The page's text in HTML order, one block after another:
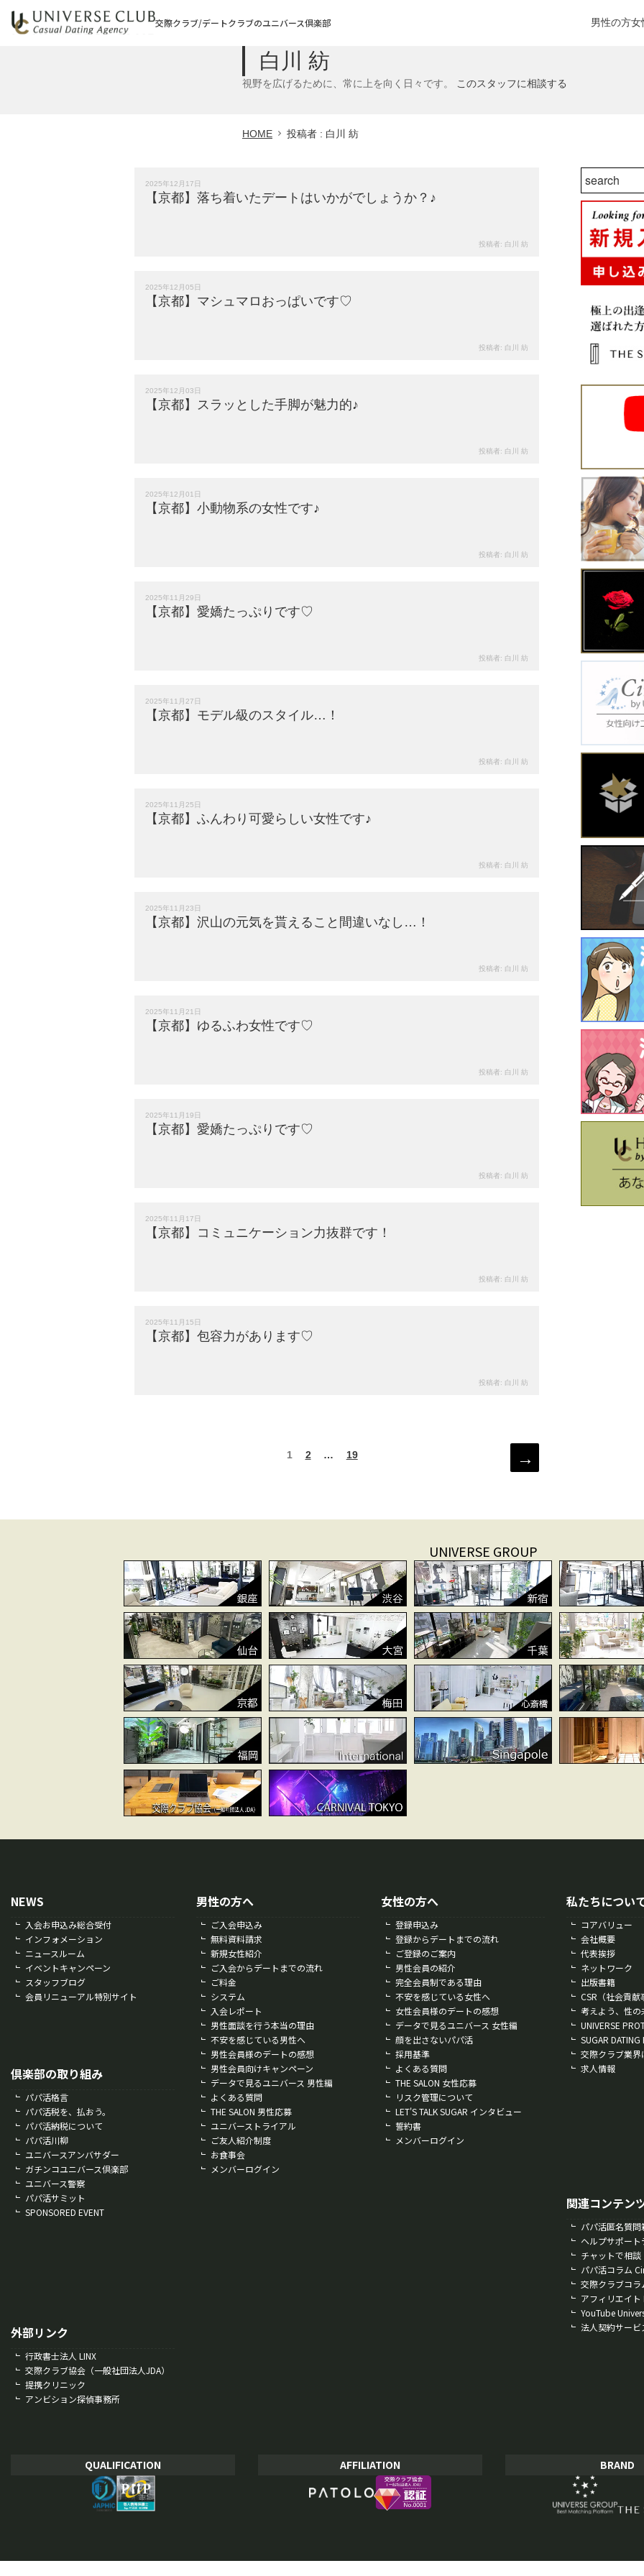
交際クラブ/デートクラブのユニバース倶楽部 男性の方女
白川 紡
視野を広げるために、常に上を向く日々です。 このスタッフに相談する
HOME 投稿者 : 白川 紡
2025年12月17日
【京都】落ち着いたデートはいかがでしょうか？♪
投稿者: 白川 紡
2025年12月05日
【京都】マシュマロおっぱいです♡
投稿者: 白川 紡
2025年12月03日
【京都】スラッとした手脚が魅力的♪
投稿者: 白川 紡
2025年12月01日
【京都】小動物系の女性です♪
投稿者: 白川 紡
2025年11月29日
【京都】愛嬌たっぷりです♡
投稿者: 白川 紡
2025年11月27日
【京都】モデル級のスタイル…！
投稿者: 白川 紡
2025年11月25日
【京都】ふんわり可愛らしい女性です♪
投稿者: 白川 紡
2025年11月23日
【京都】沢山の元気を貰えること間違いなし…！
投稿者: 白川 紡
2025年11月21日
【京都】ゆるふわ女性です♡
投稿者: 白川 紡
2025年11月19日
【京都】愛嬌たっぷりです♡
投稿者: 白川 紡
2025年11月17日
【京都】コミュニケーション力抜群です！
投稿者: 白川 紡
2025年11月15日
【京都】包容力があります♡
投稿者: 白川 紡
ゲ
ー
シ
ョ
ン
ペ
1
ペ
2 …
ペ
19
索:
UNIVERSE GROUP
男性の方へ
ご入会申込み
無料資料請求
新規女性紹介
ご入会からデートまでの流れ
ご料金
システム
入会レポート
男性面談を行う本当の理由
不安を感じている男性へ
男性会員様のデートの感想
男性会員向けキャンペーン
データで見るユニバース 男性編
よくある質問
THE SALON 男性応募
ユニバーストライアル
ご友人紹介制度
お食事会
メンバーログイン
女性の方へ
登録申込み
登録からデートまでの流れ
ご登録のご案内
男性会員の紹介
完全会員制である理由
不安を感じている女性へ
女性会員様のデートの感想
データで見るユニバース 女性編
顔を出さないパパ活
採用基準
よくある質問
THE SALON 女性応募
リスク管理について
LET'S TALK SUGAR インタビュー
誓約書
メンバーログイン
私たちについ
コアバリュー
会社概要
代表挨拶
ネットワーク
出版書籍
CSR（社会貢献
考えよう、性の
UNIVERSE
SUGAR DATING
交際クラブ業界
求人情報
NEWS
入会お申込み総合受付
インフォメーション
ニュースルーム
イベントキャンペーン
スタッフブログ
会員リニューアル特別サイト
倶楽部の取り組み
パパ活格言
パパ活税を、払おう。
パパ活納税について
パパ活川柳
ユニバースアンバサダー
ガチンコユニバース倶楽部
ユニバース警察
パパ活サミット
SPONSORED EVENT
関連コンテン
パパ活匿名質問
ヘルプサポート
チャットで相談
パパ活コラム
交際クラブコラ
アフィリエイト
YouTube
法人契約サービ
外部リンク
行政書士法人 LINX
交際クラブ協会（一般社団法人JDA）
提携クリニック
アンビション探偵事務所
QUALIFICATION AFFILIATION BRAND